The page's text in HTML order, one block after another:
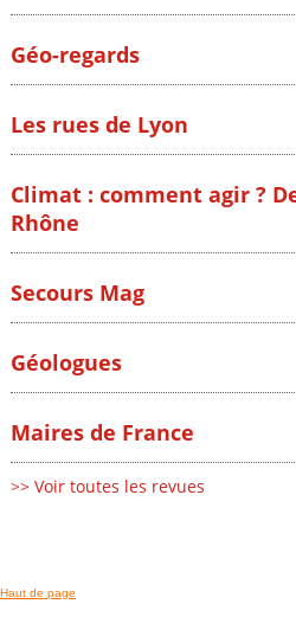
Géo-regards
Les rues de Lyon
Climat : comment agir ?
Rhône
Secours Mag
Géologues
Maires de France
>> Voir toutes les revues
Haut de page